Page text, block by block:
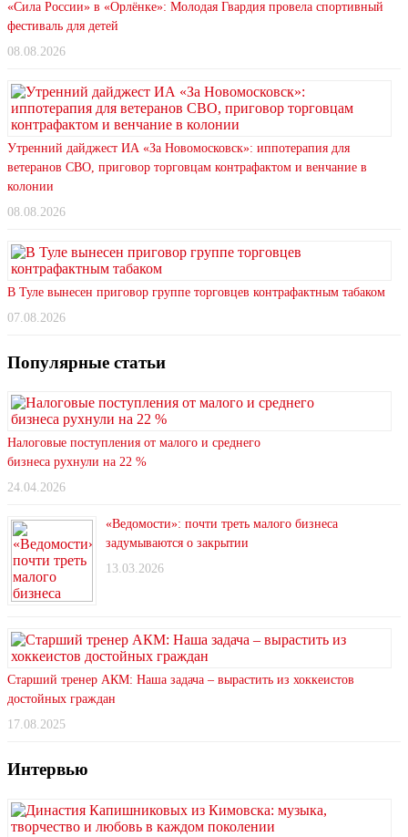
«Сила России» в «Орлёнке»: Молодая Гвардия провела спортивный
фестиваль для детей
08.08.2026
Утренний дайджест ИА «За Новомосковск»: иппотерапия для
ветеранов СВО, приговор торговцам контрафактом и венчание в
колонии
08.08.2026
В Туле вынесен приговор группе торговцев контрафактным табаком
07.08.2026
Популярные статьи
Налоговые поступления от малого и среднего
бизнеса рухнули на 22 %
24.04.2026
«Ведомости»: почти треть малого бизнеса
задумываются о закрытии
13.03.2026
Старший тренер АКМ: Наша задача – вырастить из хоккеистов
достойных граждан
17.08.2025
Интервью